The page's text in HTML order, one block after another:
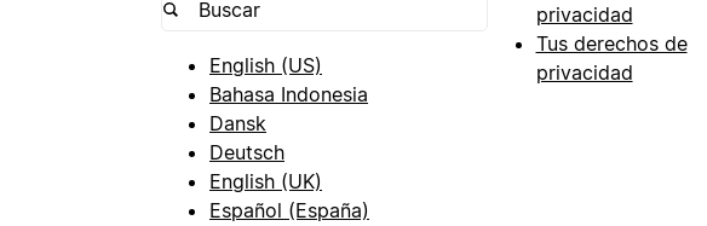
English (US)
Bahasa Indonesia
Dansk
Deutsch
English (UK)
Español (España)
privacidad
Tus derechos de
privacidad